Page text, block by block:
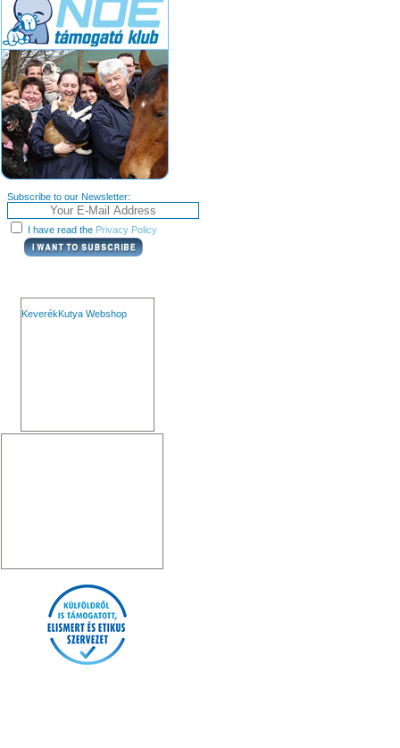
Subscribe to our Newsletter:
I have read the Privacy Policy
KeverékKutya Webshop